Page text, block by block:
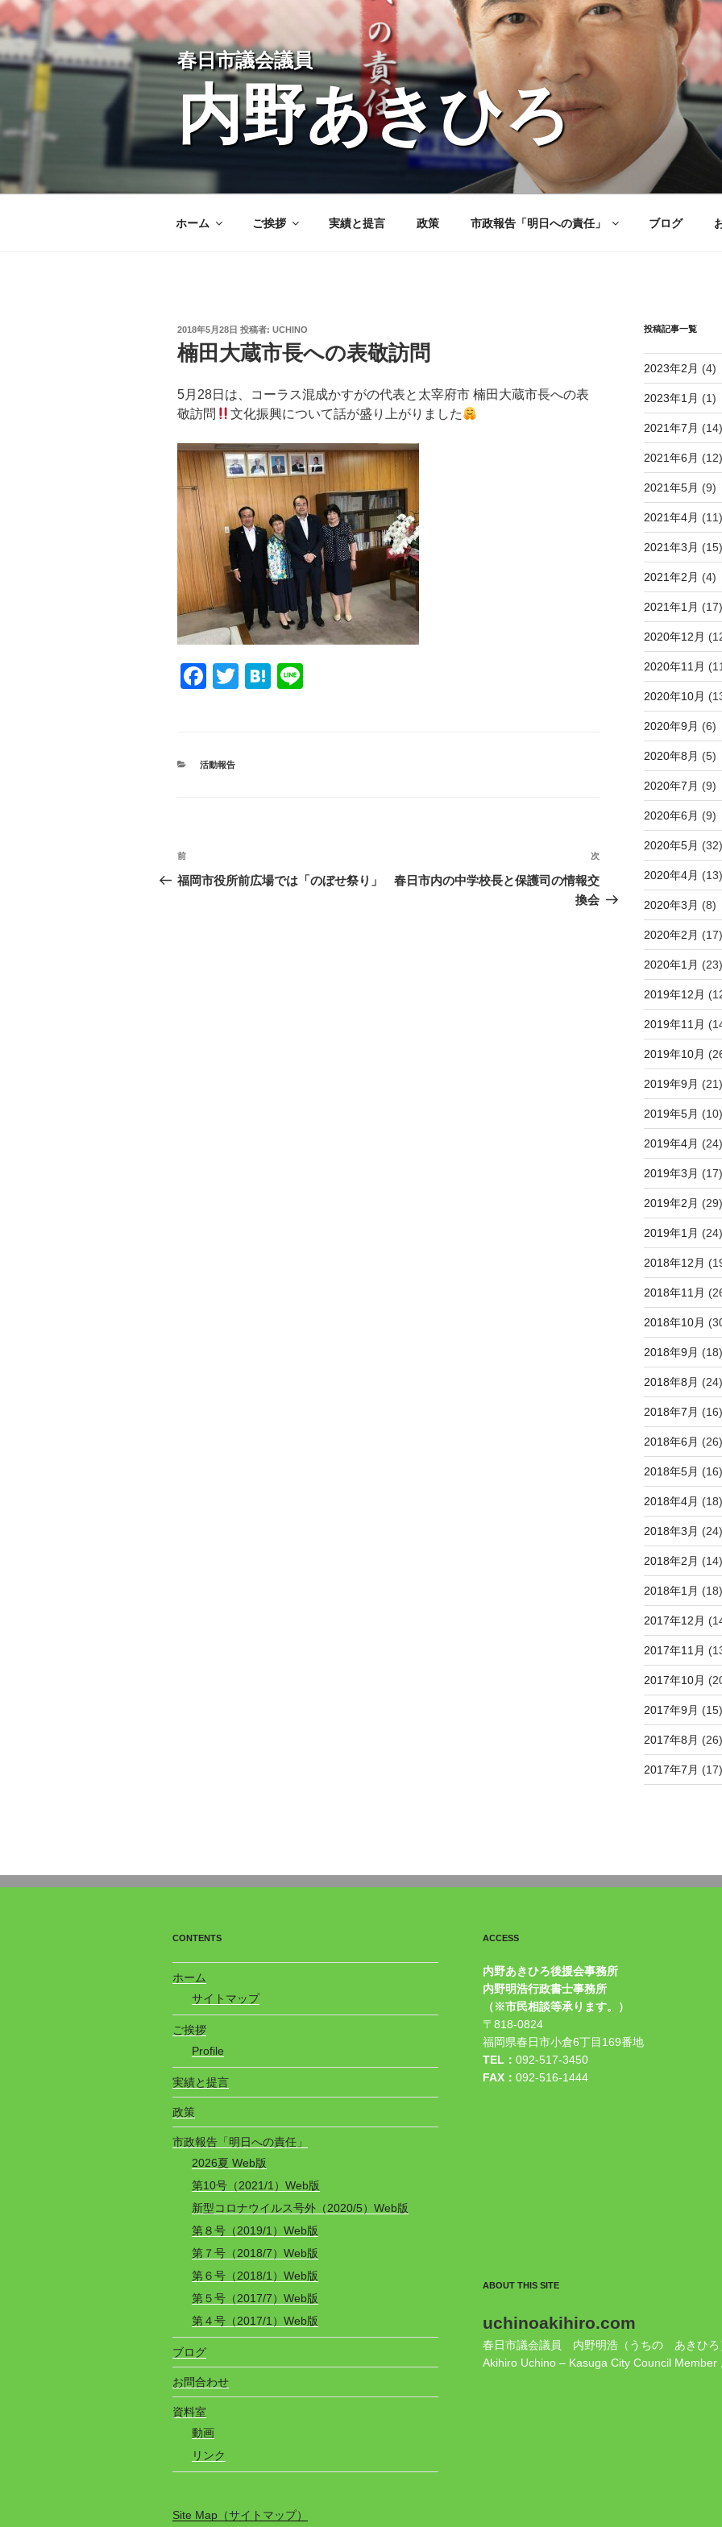
コ
ン
ン
プ
春日市議会議員
内野あきひろ
ホーム ご挨拶 実績と提言 政策 市政報告「明日への責任」 ブログ
投
稿
日:
2018年5月28日 投稿者: UCHINO
楠田大蔵市長への表敬訪問
5月28日は、コーラス混成かすがの代表と太宰府市 楠田大蔵市長への表
敬訪問
文化振興について話が盛り上がりました
F
e
b
T
H
カ
活動報告
投
稿
過
去
前
福岡市役所前広場では「のぼせ祭り」
次
の
投
次
春日市内の中学校長と保護司の情報交
換会
投稿記事一覧
2023年2月 (4)
2023年1月 (1)
2021年7月 (14)
2021年6月 (12)
2021年5月 (9)
2021年4月 (11)
2021年3月 (15)
2021年2月 (4)
2021年1月 (17)
2020年12月
2020年11月
2020年10月
2020年9月 (6)
2020年8月 (5)
2020年7月 (9)
2020年6月 (9)
2020年5月 (32)
2020年4月 (13)
2020年3月 (8)
2020年2月 (17)
2020年1月 (23)
2019年12月
2019年11月
2019年10月
2019年9月 (21)
2019年5月 (10)
2019年4月 (24)
2019年3月 (17)
2019年2月 (29)
2019年1月 (24)
2018年12月
2018年11月
2018年10月
2018年9月 (18)
2018年8月 (24)
2018年7月 (16)
2018年6月 (26)
2018年5月 (16)
2018年4月 (18)
2018年3月 (24)
2018年2月 (14)
2018年1月 (18)
2017年12月
2017年11月
2017年10月
2017年9月 (15)
2017年8月 (26)
2017年7月 (17)
CONTENTS
ホーム
サイトマップ
ご挨拶
Profile
実績と提言
政策
市政報告「明日への責任」
2026夏 Web版
第10号（2021/1）Web版
新型コロナウイルス号外（2020/5）Web版
第８号（2019/1）Web版
第７号（2018/7）Web版
第６号（2018/1）Web版
第５号（2017/7）Web版
第４号（2017/1）Web版
ブログ
お問合わせ
資料室
動画
リンク
Site Map（サイトマップ）
ACCESS
内野あきひろ後援会事務所
内野明浩行政書士事務所
（※市民相談等承ります。）
〒818-0824
福岡県春日市小倉6丁目169番地
TEL： 092-517-3450
FAX： 092-516-1444
ABOUT THIS SITE
uchinoakihiro.com
春日市議会議員 内野明浩（うちの あきひろ
Akihiro Uchino – Kasuga City Council Member